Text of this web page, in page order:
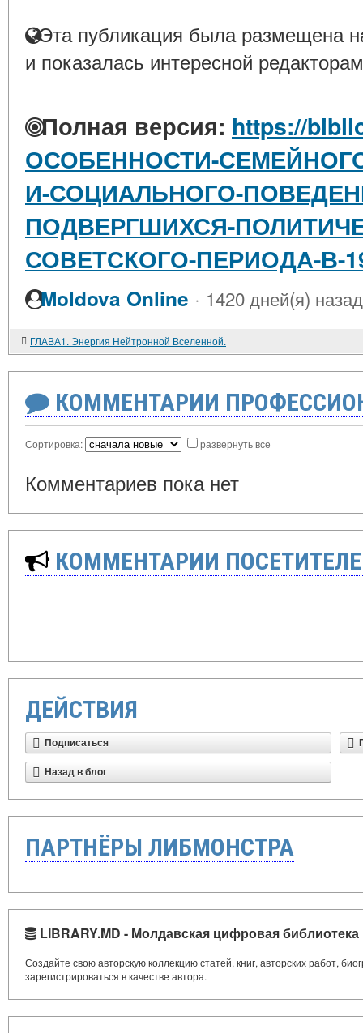
Эта публикация была размещена
и показалась интересной
Полная версия: https://
ОСОБЕННОСТИ-
И-СОЦИАЛЬНОГО-
ПОДВЕРГШИХСЯ-
СОВЕТСКОГО-ПЕРИОДА-В-
Moldova Online · 1420 дней(я) назад
ГЛАВА1. Энергия Нейтронной Вселенной.
КОММЕНТАРИИ
Сортировка: развернуть все
Комментариев пока нет
КОММЕНТАРИИ
ДЕЙСТВИЯ
Подписаться
Назад в блог
ПАРТНЁРЫ ЛИБМОНСТРА
LIBRARY.MD - Молдавская цифровая библиотека
Создайте свою авторскую коллекцию статей, книг, авторских работ,
зарегистрироваться в качестве автора.